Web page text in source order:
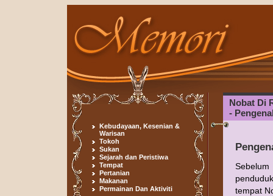
Kebudayaan, Kesenian &
Warisan
Tokoh
Sukan
Sejarah dan Peristiwa
Tempat
Pertanian
Makanan
Permainan Dan Aktiviti
Nobat Di
-
tempat